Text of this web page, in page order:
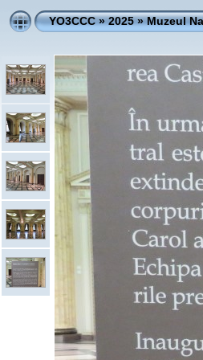
YO3CCC»2025»Muzeul